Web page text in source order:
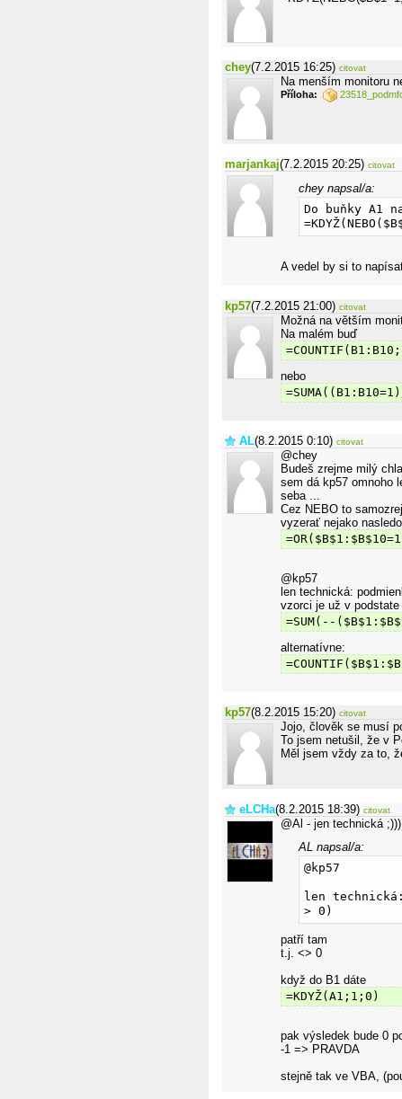
chey(7.2.2015 16:25) citovat
Na menším monitoru
Příloha:
marjankaj(7.2.2015 20:25) citovat
chey napsal/a:
Do buňky A1
A vedel by si to
kp57(7.2.2015 21:00) citovat
Možná na větším
Na malém buď
nebo
AL(8.2.2015 0:10) citovat
@chey
Budeš zrejme milý
sem dá kp57 omnoho
seba ...
Cez NEBO to
vyzerať nejako
@kp57
len technická:
vzorci je už v
=SUM(--
alternatívne:
kp57(8.2.2015 15:20) citovat
Jojo, člověk se musí
To jsem netušil, že v
Měl jsem vždy za to,
eLCHa(8.2.2015 18:39) citovat
@Al - jen technická ;)))
AL napsal/a:
@kp57
len
> 0)
patří tam
t.j. <> 0
když do B1 dáte
=KDYŽ(A1;1;0)
pak výsledek bude 0
-1 => PRAVDA
stejně tak ve VBA,